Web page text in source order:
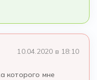
10.04.2020 в 18:10
которого мне